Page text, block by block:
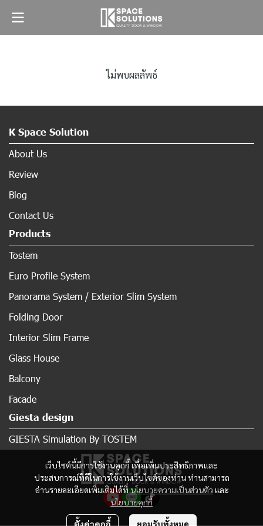
ไม่พบผลลัพธ์
เว็บไซต์นี้มีการใช้งานคุกกี้ เพื่อเพิ่มประสิทธิภาพและ
ประสบการณ์ที่ดีในการใช้งานเว็บไซต์ของท่าน ท่านสามารถ
อ่านรายละเอียดเพิ่มเติมได้ที่นโยบายความเป็นส่วนตัว และ
นโยบายคุกกี้
ตั้งค่าคุกกี้ ยอมรับทั้งหมด
K Space Solution
About Us
Review
Blog
Contact Us
Products
Tostem
Euro Profile System
Panorama System / Exterior Slim System
Folding Door
Interior Slim Frame
Glass House
Balcony
Facade
Giesta design
GIESTA Simulation By TOSTEM